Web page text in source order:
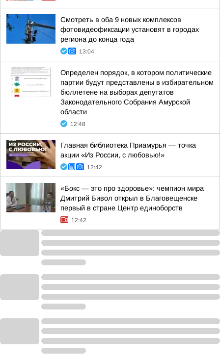
Смотреть в оба 9 новых комплексов
фотовидеофиксации установят в городах
региона до конца года
13:04
Определен порядок, в котором политические
партии будут представлены в избирательном
бюллетене на выборах депутатов
Законодательного Собрания Амурской
области
12:48
Главная библиотека Приамурья — точка
акции «Из России, с любовью!»
12:42
«Бокс — это про здоровье»: чемпион мира
Дмитрий Бивол открыл в Благовещенске
первый в стране Центр единоборств
12:42